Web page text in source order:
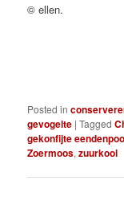
© ellen.
Posted in
gevogelte |Tagged
gekonfijte
Zoermoos,zuurkool